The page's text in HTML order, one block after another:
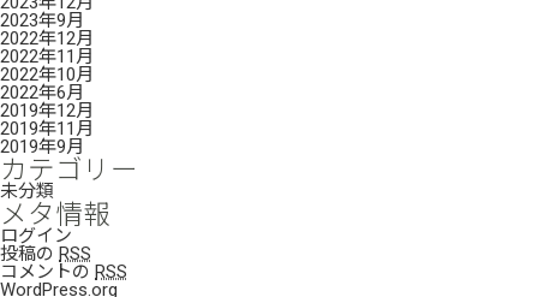
2023年9月
2022年12月
2022年11月
2022年10月
2022年6月
2019年12月
2019年11月
2019年9月
カテゴリー
未分類
メタ情報
ログイン
投稿の RSS
コメントの RSS
WordPress.org